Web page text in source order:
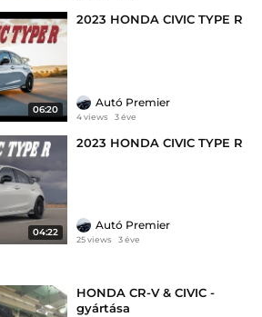
06:20
2023 HONDA CIVIC TYPE R
Autó Premier
4 views 3 éve
04:22
2023 HONDA CIVIC TYPE R
Autó Premier
25 views 3 éve
HONDA CR-V & CIVIC -
gyártása